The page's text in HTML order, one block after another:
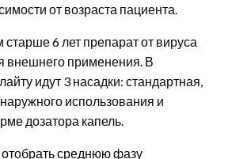
от возраста пациента.
6 лет препарат от вируса
внешнего применения. В
идут 3 насадки: стандартная,
использования и
дозатора капель.
среднюю фазу